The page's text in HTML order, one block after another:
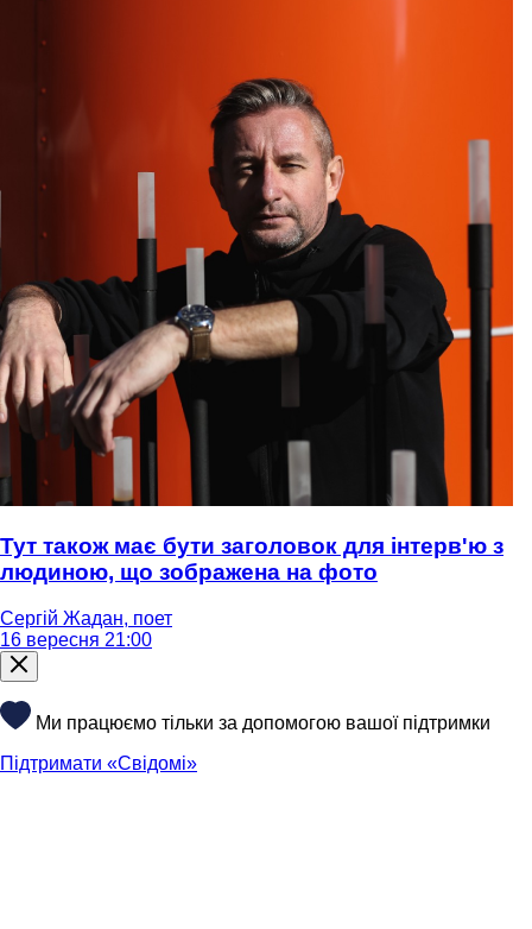
Тут також має бути заголовок для інтерв'ю з
людиною, що зображена на фото
Сергій Жадан, поет
16 вересня 21:00
Ми працюємо тільки за допомогою вашої підтримки
Підтримати «Свідомі»